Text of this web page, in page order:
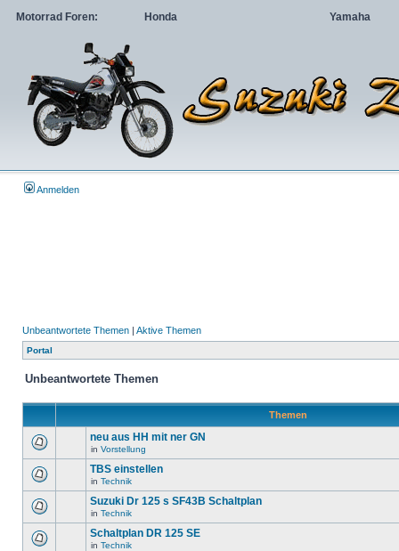
Motorrad Foren: Honda Yamaha
Anmelden
Unbeantwortete Themen | Aktive Themen
Portal
Unbeantwortete Themen
Themen
neu aus HH mit ner GN
in Vorstellung
TBS einstellen
in Technik
Suzuki Dr 125 s SF43B Schaltplan
in Technik
Schaltplan DR 125 SE
in Technik